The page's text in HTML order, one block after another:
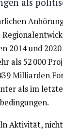
2014 und
als 52 000
Milliarden
als im
Aktivität, nicht